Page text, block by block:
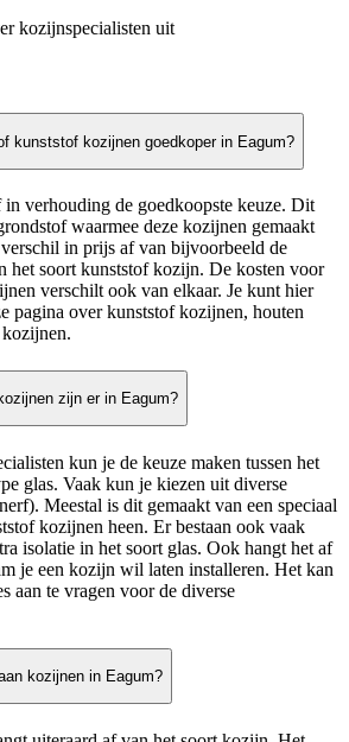
kozijnspecialisten uit
kunststof kozijnen goedkoper in Eagum?
in verhouding de goedkoopste keuze. Dit
waarmee deze kozijnen gemaakt
in prijs af van bijvoorbeeld de
het soort kunststof kozijn. De kosten voor
verschilt ook van elkaar. Je kunt hier
pagina over kunststof kozijnen, houten
zijn er in Eagum?
kun je de keuze maken tussen het
glas. Vaak kun je kiezen uit diverse
Meestal is dit gemaakt van een speciaal
kozijnen heen. Er bestaan ook vaak
isolatie in het soort glas. Ook hangt het af
je een kozijn wil laten installeren. Het kan
aan te vragen voor de diverse
kozijnen in Eagum?